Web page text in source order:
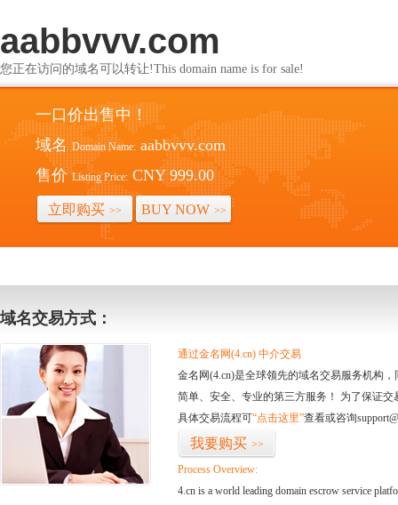
aabbvvv.com
您正在访问的域名可以转让!This domain name is for sale!
一口价出售中！
域名 Domain Name: aabbvvv.com
售价 Listing Price: CNY 999.00
立即购买 >> BUY NOW >>
域名交易方式：
通过金名网(4.cn) 中介交易
金名网(4.cn)是全球领先的域名交易服务机构
简单、安全、专业的第三方服务！ 为了保证
具体交易流程可“点击这里”查看或咨询
我要购买 >>
Process Overview:
4.cn is a world leading domain escrow service